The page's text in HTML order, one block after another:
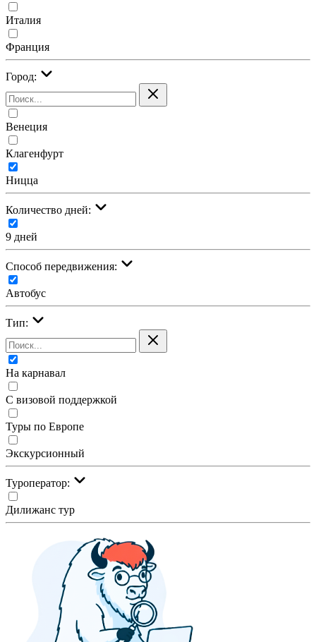
Италия
Франция
Город:
Венеция
Клагенфурт
Ницца
Количество дней:
9 дней
Cпособ передвижения:
Автобус
Тип:
На карнавал
С визовой поддержкой
Туры по Европе
Экскурсионный
Туроператор:
Дилижанс тур